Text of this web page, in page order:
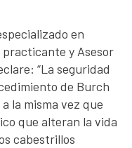
en
y Asesor
“La seguridad
de Burch
la misma vez que
que alteran la vida
cabestrillos